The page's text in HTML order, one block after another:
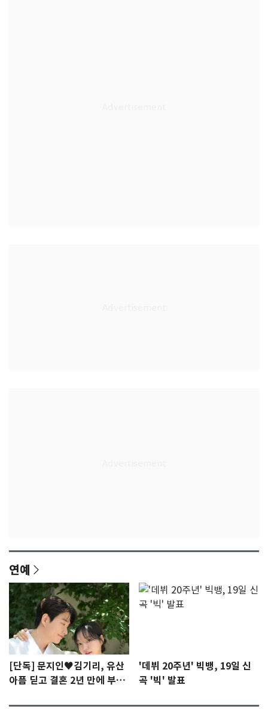
연예
[단독] 문지인♥김기리, 유산
아픔 딛고 결혼 2년 만에 부모
'데뷔 20주년' 빅뱅, 19일 신
곡 '빅' 발표